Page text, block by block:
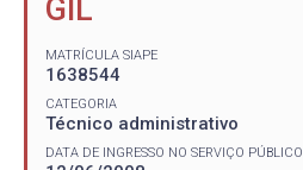
GIL
MATRÍCULA SIAPE
1638544
CATEGORIA
Técnico administrativo
DATA DE INGRESSO NO SERVIÇO PÚBLICO